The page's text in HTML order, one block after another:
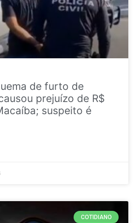
de furto de
prejuízo de R$
suspeito é
COTIDIANO